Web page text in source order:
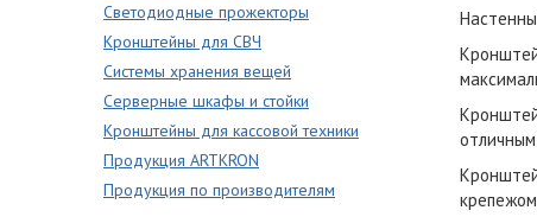
Светодиодные прожекторы
Кронштейны для СВЧ
Системы хранения вещей
Серверные шкафы и стойки
Кронштейны для кассовой техники
Продукция ARTKRON
Продукция по производителям